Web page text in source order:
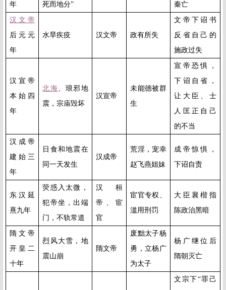
年
死而地分”
秦亡
汉文帝
后元元
年
水旱疾疫 汉文帝 政有所失
文帝下诏书
反省自己的
施政过失
汉宣帝
本始四
年
北海、琅邪地
震，宗庙毁坏
汉宣帝
未能德被群
生
宣帝恐惧，
下诏自省，
让大臣、士
人匡正自己
的不当
汉成帝
建始三
年
日食和地震在
同一天发生
汉成帝
荒淫，宠幸
赵飞燕姐妹
成帝惊惧，
下诏自责
东汉延
熹九年
荧惑入太微，
犯帝坐，出端
门，不轨常道
汉桓
帝、宦
官
宦官专权、
滥用刑罚
大臣襄楷指
陈政治黑暗
隋文帝
开皇二
十年
烈风大雪，地
震山崩
隋文帝
废黜太子杨
勇，立杨广
为太子
杨广继位后
隋朝灭亡
文宗下“罪己